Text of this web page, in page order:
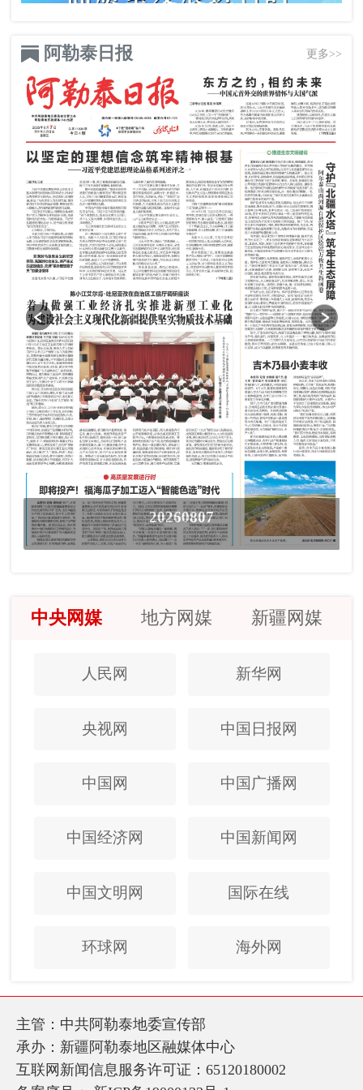
阿勒泰日报 更多>>
20260807
中央网媒 地方网媒 新疆网媒
人民网 新华网
央视网 中国日报网
中国网 中国广播网
中国经济网 中国新闻网
中国文明网 国际在线
环球网 海外网
主管：中共阿勒泰地委宣传部
承办：新疆阿勒泰地区融媒体中心
互联网新闻信息服务许可证：65120180002